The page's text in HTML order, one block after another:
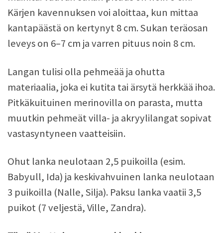
Kärjen kavennuksen voi aloittaa, kun mittaa
kantapäästä on kertynyt 8 cm. Sukan teräosan
leveys on 6–7 cm ja varren pituus noin 8 cm.
Langan tulisi olla pehmeää ja ohutta
materiaalia, joka ei kutita tai ärsytä herkkää ihoa.
Pitkäkuituinen merinovilla on parasta, mutta
muutkin pehmeät villa- ja akryylilangat sopivat
vastasyntyneen vaatteisiin.
Ohut lanka neulotaan 2,5 puikoilla (esim.
Babyull, Ida) ja keskivahvuinen lanka neulotaan
3 puikoilla (Nalle, Silja). Paksu lanka vaatii 3,5
puikot (7 veljestä, Ville, Zandra).